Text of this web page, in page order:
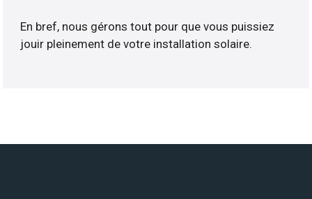
En bref, nous gérons tout pour que vous puissiez
jouir pleinement de votre installation solaire.